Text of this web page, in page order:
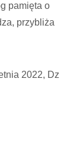
pamięta o
przybliża
2022, Dz